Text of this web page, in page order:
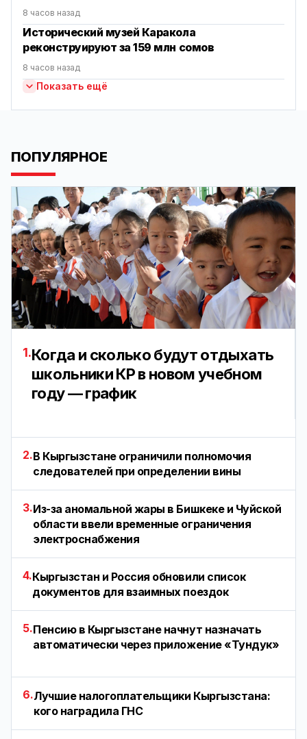
8 часов назад
Исторический музей Каракола
реконструируют за 159 млн сомов
8 часов назад
Показать ещё
ПОПУЛЯРНОЕ
1.Когда и сколько будут отдыхать
школьники КР в новом учебном
году — график
2.В Кыргызстане ограничили полномочия
следователей при определении вины
3.Из-за аномальной жары в Бишкеке и Чуйской
области ввели временные ограничения
электроснабжения
4.Кыргызстан и Россия обновили список
документов для взаимных поездок
5.Пенсию в Кыргызстане начнут назначать
автоматически через приложение «Тундук»
6.Лучшие налогоплательщики Кыргызстана:
кого наградила ГНС